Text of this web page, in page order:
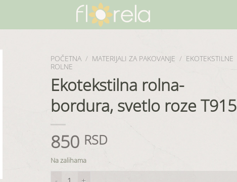
POČETNA / MATERIJALI ZA PAKOVANJE / EKOTEKSTILNE
ROLNE
Ekotekstilna rolna-
bordura, svetlo roze T915
850 RSD
Na zalihama
Ekotekstilna rolna-bordura, svetlo roze T915 količina